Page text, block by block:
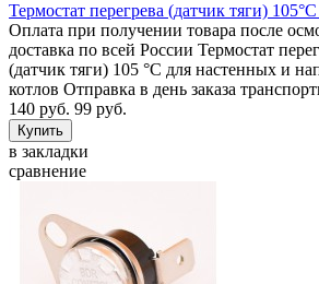
Термостат перегрева (датчик тяги)
Оплата при получении товара после
доставка по всей России Термостат
(датчик тяги) 105 °C для настенных и
котлов Отправка в день заказа
140 руб. 99 руб.
в закладки
сравнение